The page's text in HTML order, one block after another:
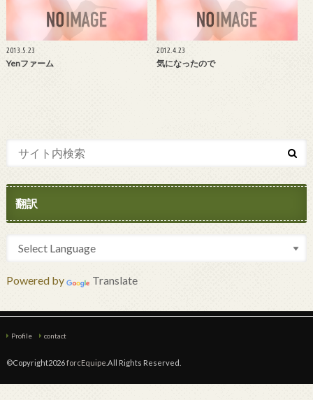
2013.5.23
Yenファーム
2012.4.23
気になったので
翻訳
Powered by Translate
Profile contact
©Copyright2026forcEquipe .All Rights Reserved.